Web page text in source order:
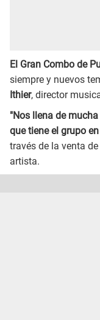
El Gran Combo de
siempre y nuevos
Ithier, director
"Nos llena de
que tiene el grupo
través de la venta
artista.